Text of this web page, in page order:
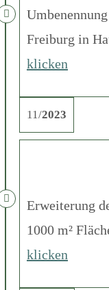
Freiburg in
klicken
Erweiterung
1000 m²
klicken
11/2023